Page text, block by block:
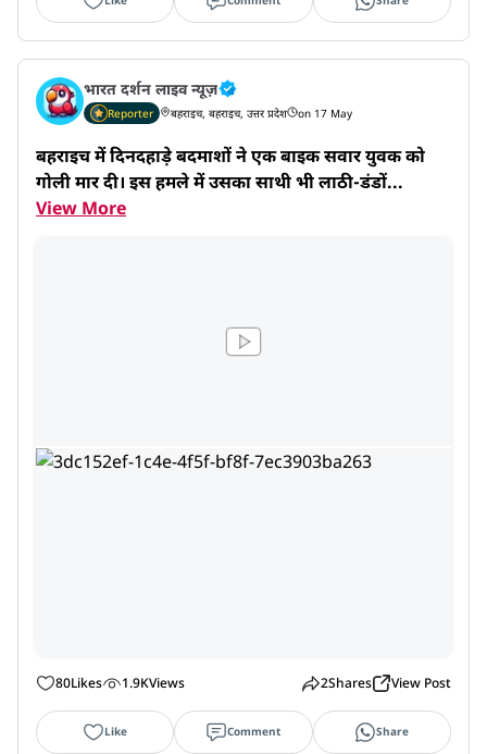
भारत दर्शन लाइव न्यूज़
Reporter बहराइच, बहराइच, उत्तर प्रदेश on 17 May
बहराइच में दिनदहाड़े बदमाशों ने एक बाइक सवार युवक को
गोली मार दी। इस हमले में उसका साथी भी लाठी-डंडों...
View More
80Likes 1.9KViews 2Shares View Post
Like Comment Share